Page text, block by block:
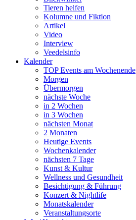
Tieren helfen
Kolumne und Fiktion
Artikel
Video
Interview
Veedelsinfo
Kalender
TOP Events am Wochenende
Morgen
Übermorgen
nächste Woche
in 2 Wochen
in 3 Wochen
nächsten Monat
2 Monaten
Heutige Events
Wochenkalender
nächsten 7 Tage
Kunst & Kultur
Wellness und Gesundheit
Besichtigung & Führung
Konzert & Nightlife
Monatskalender
Veranstaltungsorte